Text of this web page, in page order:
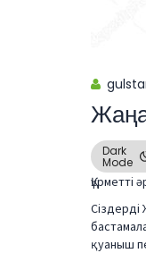
Dark
Mode
Құрметті
қуаныш